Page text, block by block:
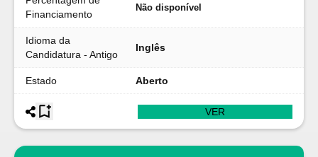
Financiamento
Não disponível
Idioma da
Candidatura - Antigo
Inglês
Estado Aberto
VER